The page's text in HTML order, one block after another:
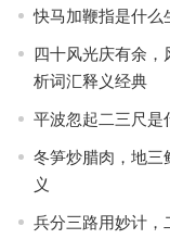
快马加鞭指是什么
四十风光庆有余，
析词汇释义经典
平波忽起二三尺是
冬笋炒腊肉，地三
义
兵分三路用妙计，